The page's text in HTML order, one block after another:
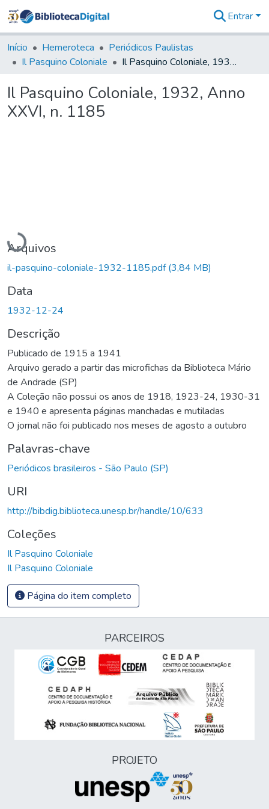
&
Coleções
Tudo na
Digital
Entrar
Início Hemeroteca
Periódicos Paulistas
Il Pasquino Coloniale
Il Pasquino Coloniale, 1932, Anno XXVI, n. 1185
Il Pasquino Coloniale, 1932, Anno
XXVI, n. 1185
Carregando...
Arquivos
il-pasquino-coloniale-1932-1185.pdf(3,84 MB)
Data
1932-12-24
Descrição
Publicado de 1915 a 1941
Arquivo gerado a partir das microfichas da Biblioteca Mário
de Andrade (SP)
A Coleção não possui os anos de 1918, 1923-24, 1930-31
e 1940 e apresenta páginas manchadas e mutiladas
O jornal não foi publicado nos meses de agosto a outubro
Palavras-chave
Periódicos brasileiros - São Paulo (SP)
URI
http://bibdig.biblioteca.unesp.br/handle/10/633
Coleções
Il Pasquino Coloniale
Il Pasquino Coloniale
Página do item completo
PARCEIROS
PROJETO